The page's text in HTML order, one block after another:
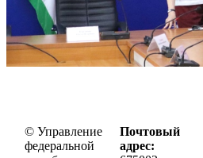
© Управление
федеральной
Почтовый
адрес: